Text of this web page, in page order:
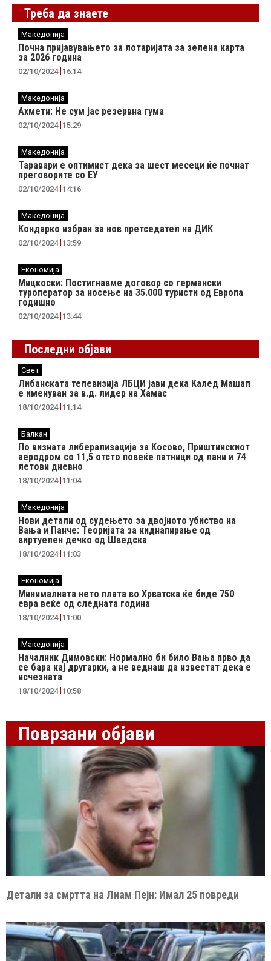
Треба да знаете
Македонија
Почна пријавувањето за лотаријата за зелена карта
за 2026 година
02/10/2024 16:14
Македонија
Ахмети: Не сум јас резервна гума
02/10/2024 15:29
Македонија
Таравари e oптимист дека за шест месеци ќе почнат
преговорите со ЕУ
02/10/2024 14:16
Македонија
Кондарко избран за нов претседател на ДИК
02/10/2024 13:59
Економија
Мицкоски: Постигнавме договор со германски
туроператор за носење на 35.000 туристи од Европа
годишно
02/10/2024 13:44
Последни објави
Свет
Либанската телевизија ЛБЦИ јави дека Калед Машал
е именуван за в.д. лидер на Хамас
18/10/2024 11:14
Балкан
По визната либерализација за Косово, Приштинскиот
аеродром со 11,5 отсто повеќе патници од лани и 74
летови дневно
18/10/2024 11:04
Македонија
Нови детали од судењето за двојното убиство на
Вања и Панче: Теоријата за киднапирање од
виртуелен дечко од Шведска
18/10/2024 11:03
Економија
Минималната нето плата во Хрватска ќе биде 750
евра веќе од следната година
18/10/2024 11:00
Македонија
Началник Димовски: Нормално би било Вања прво да
се бара кај другарки, а не веднаш да известат дека е
исчезната
18/10/2024 10:58
Поврзани објави
Детали за смртта на Лиам Пејн: Имал 25 повреди